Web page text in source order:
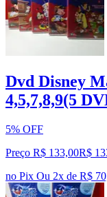
Dvd Disney
4,5,7,8,9(5
5% OFF
Preço R$ 133,00R$
no Pix Ou 2x de R$